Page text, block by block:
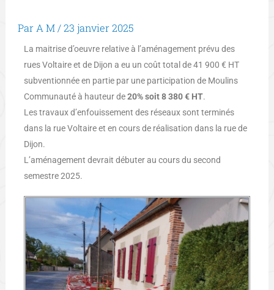
Par A M /23 janvier 2025
La maitrise d’oeuvre relative à l’aménagement prévu des
rues Voltaire et de Dijon a eu un coût total de 41 900 € HT
subventionnée en partie par une participation de Moulins
Communauté à hauteur de20% soit 8 380 € HT.
Les travaux d’enfouissement des réseaux sont terminés
dans la rue Voltaire et en cours de réalisation dans la rue de
Dijon.
L’aménagement devrait débuter au cours du second
semestre 2025.